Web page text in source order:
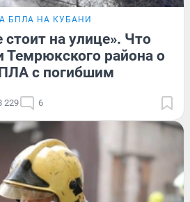
БПЛА НА КУБАНИ
стоит на улице». Что
Темрюкского района о
с погибшим
229 6